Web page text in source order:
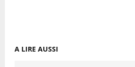
A LIRE AUSSI